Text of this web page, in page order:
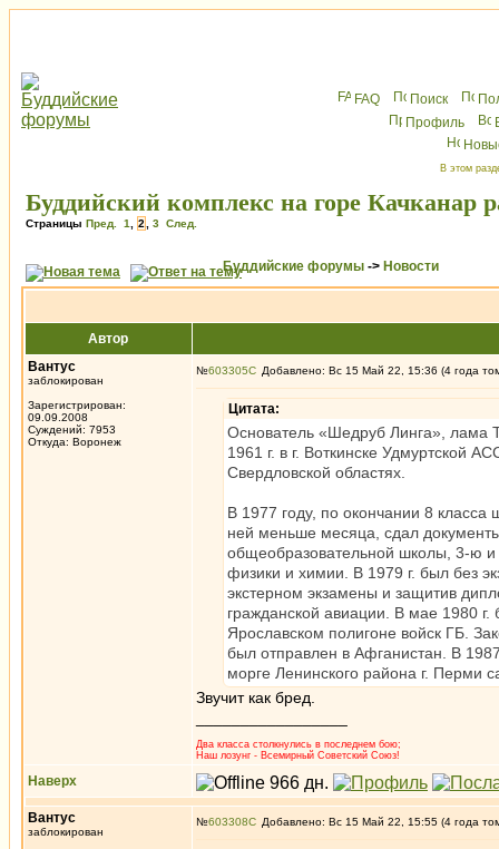
FAQ Поиск
Профиль
В этом
Буддийский комплекс на горе Качканар
Страницы Пред. 1 2 3 След.
Буддийские форумы -> Новости
Автор
Вантус
заблокирован
Зарегистрирован:
09.09.2008
Суждений: 7953
Откуда: Воронеж
№603305 Добавлено: Вс 15 Май 22, 15:36 (4 года
Цитата:
Основатель «Шедруб Линга», лама
1961 г. в г. Воткинске Удмуртской
Свердловской областях.
В 1977 году, по окончании 8
ней меньше месяца, сдал
общеобразовательной школы, 3-ю и
физики и химии. В 1979 г. был без
экстерном экзамены и защитив
гражданской авиации. В мае 1980
Ярославском полигоне войск ГБ.
был отправлен в Афганистан. В
морге Ленинского района г. Перми
Звучит как бред.
Два класса столкнулись в последнем бою;
Наш лозунг - Всемирный Советский Союз!
Наверх
Вантус
заблокирован
№603308 Добавлено: Вс 15 Май 22, 15:55 (4 года